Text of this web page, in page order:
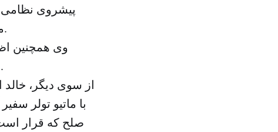
پیشروی نظامی
مذاکره در خصوص تحویل بندر الحدیده به سازمان ملل موافقت کردند.
وی همچنین
می‌شوند، بهترین راه برای هدایت آنها به راه‌حل سیاسی در یمن است.
از سوی دیگر، خالد
با ماتیو تولر
صلح که قرار